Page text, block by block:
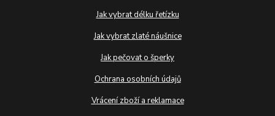
Jak vybrat délku řetízku
Jak vybrat zlaté náušnice
Jak pečovat o šperky
Ochrana osobních údajů
Vrácení zboží a reklamace